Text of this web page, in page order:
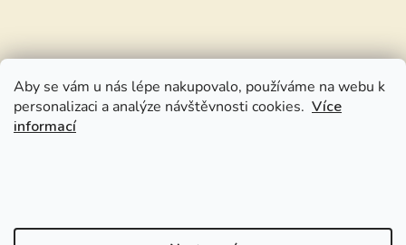
Aby se vám u nás lépe nakupovalo, používáme na webu k
personalizaci a analýze návštěvnosti cookies. Více
informací